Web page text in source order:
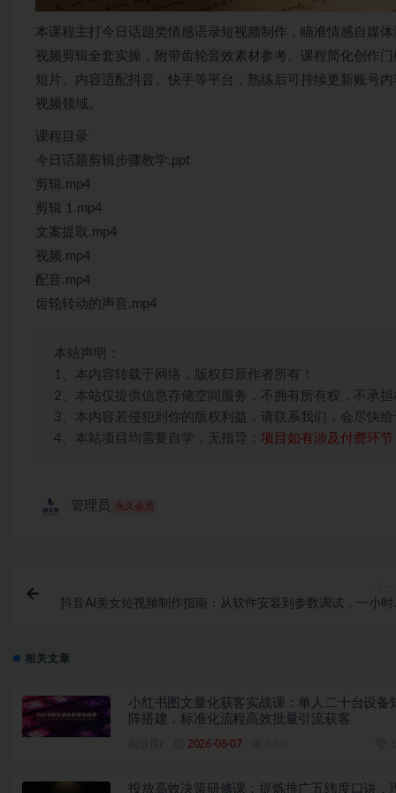
本课程主打今日话题类情感语录短视频制作，瞄准情感自媒
视频剪辑全套实操，附带齿轮音效素材参考。课程简化创作
短片。内容适配抖音、快手等平台，熟练后可持续更新账号
视频领域。
课程目录
今日话题剪辑步骤教学.ppt
剪辑.mp4
剪辑 1.mp4
文案提取.mp4
视频.mp4
配音.mp4
齿轮转动的声音.mp4
本站声明：
1、本内容转载于网络，版权归原作者所有！
2、本站仅提供信息存储空间服务，不拥有所有权，不承
3、本内容若侵犯到你的版权利益，请联系我们，会尽快
4、本站项目均需要自学，无指导； 项目如有涉及付费环节
管理员 永久会员
抖音AI美女短视频制作指南：从软件安装到参数调试，一小时
相关文章
小红书图文量化获客实战课：单人二十台设备
阵搭建，标准化流程高效批量引流获客
2026-08-07
投放高效决策研修课：提炼推广五纬度口诀，